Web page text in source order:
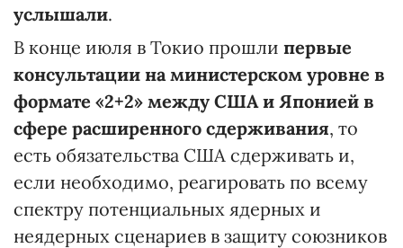
услышали.
В конце июля в Токио прошли первые
консультации на министерском уровне в
формате «2+2» между США и Японией в
сфере расширенного сдерживания, то
есть обязательства США сдерживать и,
если необходимо, реагировать по всему
спектру потенциальных ядерных и
неядерных сценариев в защиту союзников